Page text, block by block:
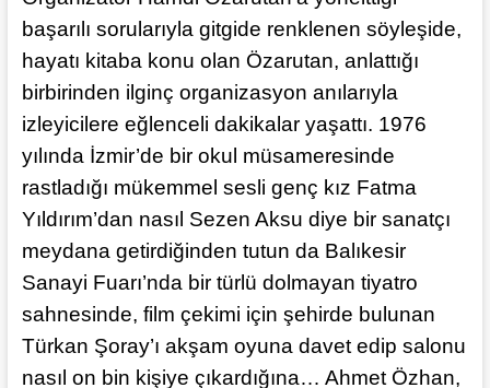
başarılı sorularıyla gitgide renklenen söyleşide,
hayatı kitaba konu olan Özarutan, anlattığı
birbirinden ilginç organizasyon anılarıyla
izleyicilere eğlenceli dakikalar yaşattı. 1976
yılında İzmir’de bir okul müsameresinde
rastladığı mükemmel sesli genç kız Fatma
Yıldırım’dan nasıl Sezen Aksu diye bir sanatçı
meydana getirdiğinden tutun da Balıkesir
Sanayi Fuarı’nda bir türlü dolmayan tiyatro
sahnesinde, film çekimi için şehirde bulunan
Türkan Şoray’ı akşam oyuna davet edip salonu
nasıl on bin kişiye çıkardığına… Ahmet Özhan,